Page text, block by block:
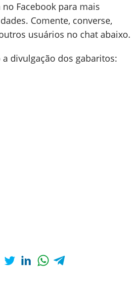
Facebook para mais
Comente, converse,
usuários no chat abaixo.
divulgação dos gabaritos: